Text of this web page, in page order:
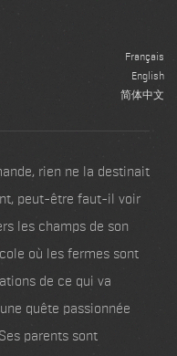
Français
English
简体中文
rien ne la destinait
peut-être faut-il voir
les champs de son
où les fermes sont
de ce qui va
quête passionnée
parents sont